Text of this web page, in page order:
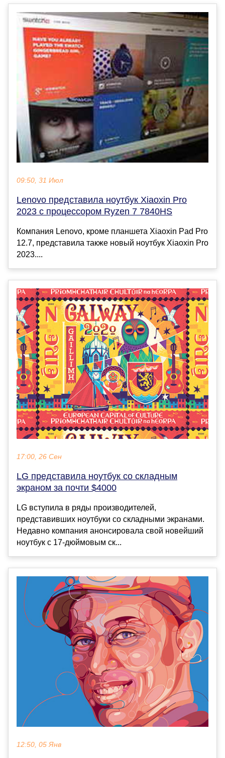
09:50, 31 Июл
Lenovo представила ноутбук Xiaoxin Pro
2023 с процессором Ryzen 7 7840HS
Компания Lenovo, кроме планшета Xiaoxin Pad Pro
12.7, представила также новый ноутбук Xiaoxin Pro
2023....
17:00, 26 Сен
LG представила ноутбук со складным
экраном за почти $4000
LG вступила в ряды производителей,
представивших ноутбуки со складными экранами.
Недавно компания анонсировала свой новейший
ноутбук с 17-дюймовым ск...
12:50, 05 Янв